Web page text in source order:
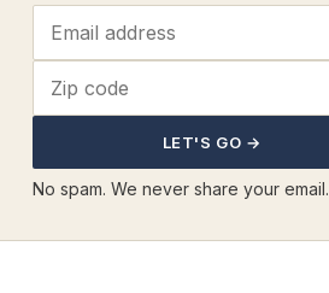
LET'S GO →
No spam. We never share your email.